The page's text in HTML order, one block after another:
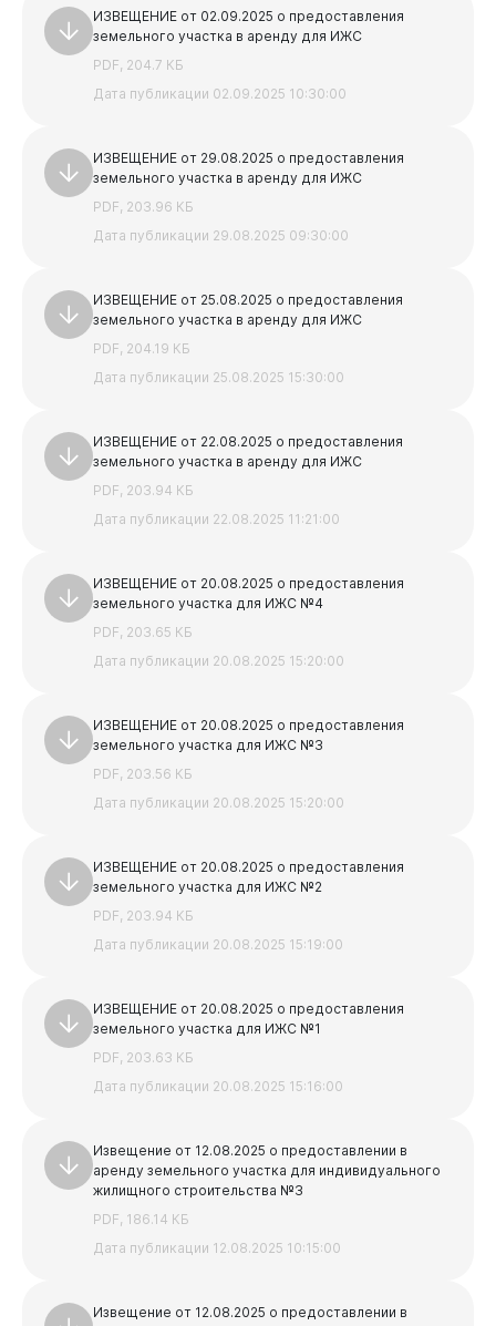
Горожанам
Бизнесу
ИЗВЕЩЕНИЕ от 02.09.2025 о предоставления
земельного участка в аренду для ИЖС
PDF, 204.7 КБ
Дата публикации 02.09.2025 10:30:00
ИЗВЕЩЕНИЕ от 29.08.2025 о предоставления
земельного участка в аренду для ИЖС
PDF, 203.96 КБ
Дата публикации 29.08.2025 09:30:00
ИЗВЕЩЕНИЕ от 25.08.2025 о предоставления
земельного участка в аренду для ИЖС
PDF, 204.19 КБ
Дата публикации 25.08.2025 15:30:00
ИЗВЕЩЕНИЕ от 22.08.2025 о предоставления
земельного участка в аренду для ИЖС
PDF, 203.94 КБ
Дата публикации 22.08.2025 11:21:00
ИЗВЕЩЕНИЕ от 20.08.2025 о предоставления
земельного участка для ИЖС №4
PDF, 203.65 КБ
Дата публикации 20.08.2025 15:20:00
ИЗВЕЩЕНИЕ от 20.08.2025 о предоставления
земельного участка для ИЖС №3
PDF, 203.56 КБ
Дата публикации 20.08.2025 15:20:00
ИЗВЕЩЕНИЕ от 20.08.2025 о предоставления
земельного участка для ИЖС №2
PDF, 203.94 КБ
Дата публикации 20.08.2025 15:19:00
ИЗВЕЩЕНИЕ от 20.08.2025 о предоставления
земельного участка для ИЖС №1
PDF, 203.63 КБ
Дата публикации 20.08.2025 15:16:00
Извещение от 12.08.2025 о предоставлении в
аренду земельного участка для индивидуального
жилищного строительства №3
PDF, 186.14 КБ
Дата публикации 12.08.2025 10:15:00
Извещение от 12.08.2025 о предоставлении в